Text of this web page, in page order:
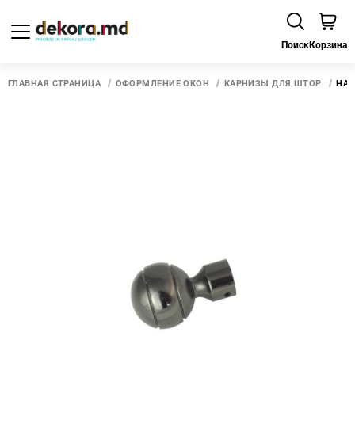
ПоискКорзина
ГЛАВНАЯ СТРАНИЦА ОФОРМЛЕНИЕ ОКОН КАРНИЗЫ ДЛЯ ШТОР